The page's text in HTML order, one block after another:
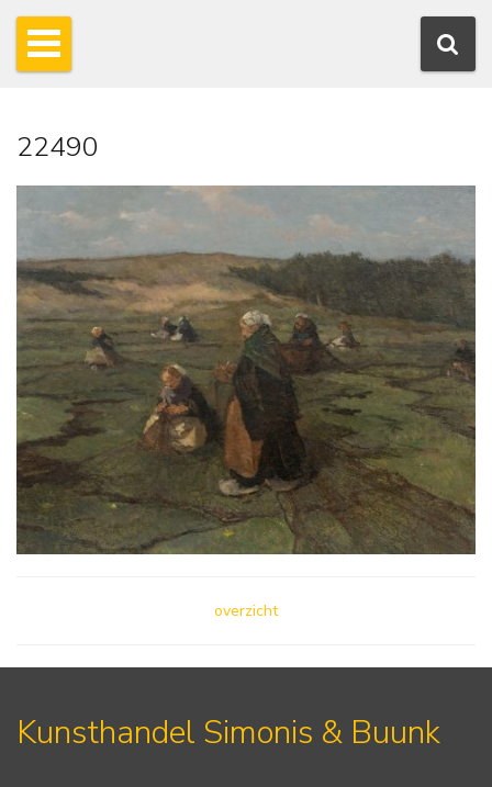
22490
overzicht
Kunsthandel Simonis & Buunk